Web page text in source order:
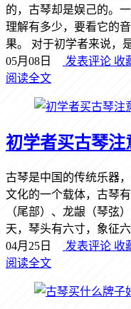
的，古琴却是娱己的。
理解有多少，要看它的
果。 对于初学者来说，
05月08日
发表评论 收
阅读全文
初学者买古琴注
古琴是中国的传统乐器
文化的一个载体，古琴
（尾部）、龙龈（琴弦
天，琴头有六寸，象征
04月25日
发表评论 收
阅读全文